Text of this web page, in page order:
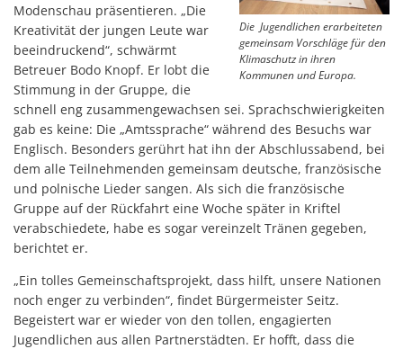
Die Jugendlichen erarbeiteten
gemeinsam Vorschläge für den
Klimaschutz in ihren
Kommunen und Europa.
Modenschau präsentieren. „Die
Kreativität der jungen Leute war
beeindruckend“, schwärmt
Betreuer Bodo Knopf. Er lobt die
Stimmung in der Gruppe, die
schnell eng zusammengewachsen sei. Sprachschwierigkeiten
gab es keine: Die „Amtssprache“ während des Besuchs war
Englisch. Besonders gerührt hat ihn der Abschlussabend, bei
dem alle Teilnehmenden gemeinsam deutsche, französische
und polnische Lieder sangen. Als sich die französische
Gruppe auf der Rückfahrt eine Woche später in Kriftel
verabschiedete, habe es sogar vereinzelt Tränen gegeben,
berichtet er.
„Ein tolles Gemeinschaftsprojekt, dass hilft, unsere Nationen
noch enger zu verbinden“, findet Bürgermeister Seitz.
Begeistert war er wieder von den tollen, engagierten
Jugendlichen aus allen Partnerstädten. Er hofft, dass die